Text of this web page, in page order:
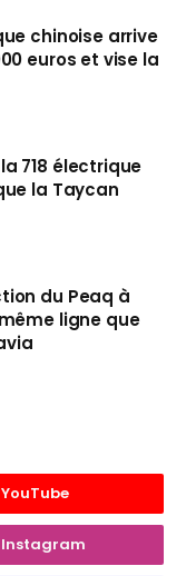
chinoise arrive
euros et vise la
718 électrique
la Taycan
du Peaq à
ligne que
YouTube
Instagram